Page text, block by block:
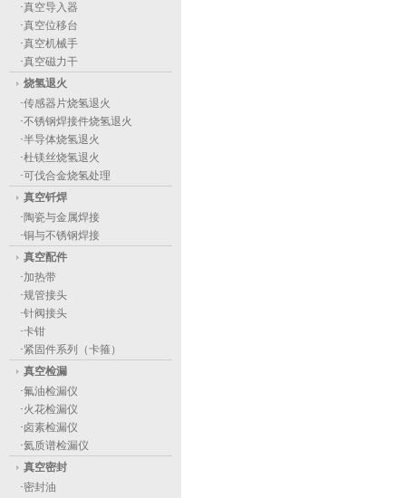
·真空导入器
·真空位移台
·真空机械手
·真空磁力干
烧氢退火
·传感器片烧氢退火
·不锈钢焊接件烧氢退火
·半导体烧氢退火
·杜镁丝烧氢退火
·可伐合金烧氢处理
真空钎焊
· 陶瓷与金属焊接
·铜与不锈钢焊接
真空配件
·加热带
·规管接头
·针阀接头
·卡钳
·紧固件系列（卡箍）
真空检漏
·氟油检漏仪
·火花检漏仪
·卤素检漏仪
·氦质谱检漏仪
真空密封
·密封油